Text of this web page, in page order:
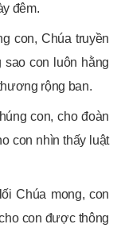
đêm.
con, Chúa truyền
sao con luôn hằng
rộng ban.
con, cho đoàn
con nhìn thấy luật
Chúa mong, con
con được thông